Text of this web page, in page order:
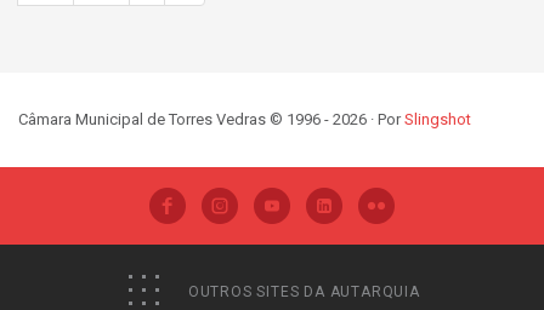
Câmara Municipal de Torres Vedras © 1996 - 2026 · PorSlingshot
OUTROS SITES DA AUTARQUIA